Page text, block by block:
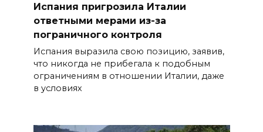
Испания пригрозила Италии
ответными мерами из-за
пограничного контроля
Испания выразила свою позицию, заявив,
что никогда не прибегала к подобным
ограничениям в отношении Италии, даже
в условиях